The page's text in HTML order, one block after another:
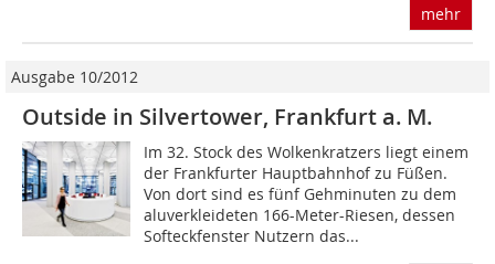
mehr
Ausgabe 10/2012
Outside in Silvertower, Frankfurt a. M.
Im 32. Stock des Wolkenkratzers liegt einem
der Frankfurter Hauptbahnhof zu Füßen.
Von dort sind es fünf Gehminuten zu dem
aluverkleideten 166-Meter-Riesen, dessen
Softeckfenster Nutzern das...